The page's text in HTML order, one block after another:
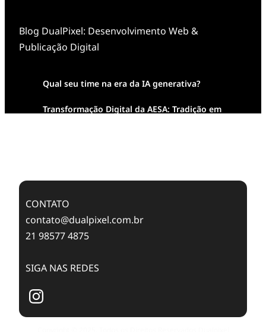
Blog DualPixel: Desenvolvimento Web &
Publicação Digital
Qual seu time na era da IA generativa?
Transformação Digital da AESA: Tradição em
CONTATO
contato@dualpixel.com.br
21 98577 4875
SIGA NAS REDES